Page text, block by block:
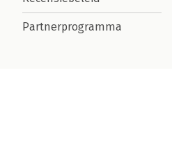
Partnerprogramma